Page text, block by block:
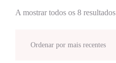
A mostrar todos os 8 resultados